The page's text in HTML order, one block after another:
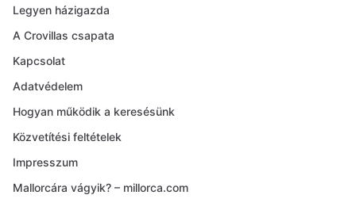
Legyen házigazda
A Crovillas csapata
Kapcsolat
Adatvédelem
Hogyan működik a keresésünk
Közvetítési feltételek
Impresszum
Mallorcára vágyik? – millorca.com